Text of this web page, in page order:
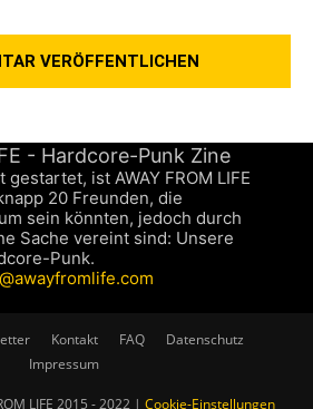
ist AWAY FROM LIFE
20 Freunden, die
sein könnten, jedoch durch
Sache vereint sind: Unsere
Punk.
Kontakt FAQ
Datenschutz
Impressum
LIFE 2015 - 2022 | Cookie-Einstellungen